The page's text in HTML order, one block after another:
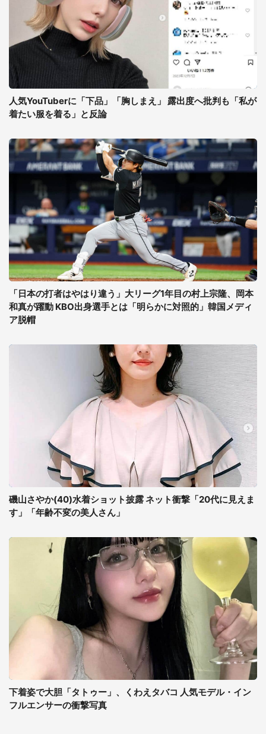
人気YouTuberに「下品」「胸しまえ」 露出度へ批判も「私が
着たい服を着る」と反論
「日本の打者はやはり違う」大リーグ1年目の村上宗隆、岡本
和真が躍動 KBO出身選手とは「明らかに対照的」韓国メディ
ア脱帽
磯山さやか(40)水着ショット披露 ネット衝撃「20代に見えま
す」「年齢不変の美人さん」
下着姿で大胆「タトゥー」、くわえタバコ 人気モデル・イン
フルエンサーの衝撃写真